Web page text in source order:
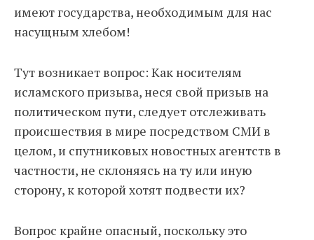
имеют государства, необходимым для нас
насущным хлебом!
Тут возникает вопрос: Как носителям
исламского призыва, неся свой призыв на
политическом пути, следует отслеживать
происшествия в мире посредством СМИ в
целом, и спутниковых новостных агентств в
частности, не склоняясь на ту или иную
сторону, к которой хотят подвести их?
Вопрос крайне опасный, поскольку это